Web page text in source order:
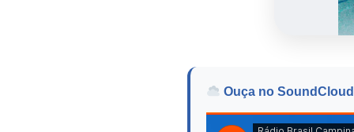
Ouça no